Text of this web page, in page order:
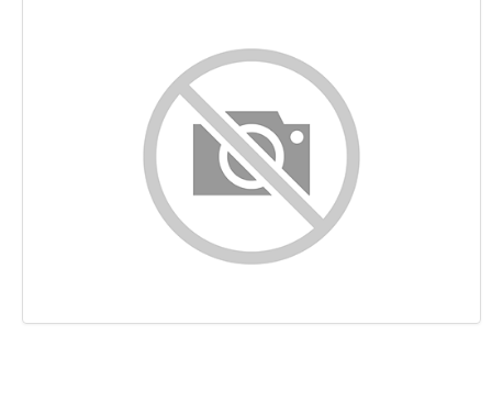
Suchbegriffe
Benutzerfreundlichkeit
Dokument